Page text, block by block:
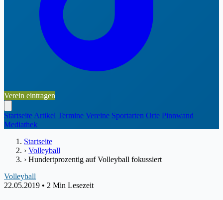
Verein eintragen
Startseite Artikel Termine Vereine Sportarten Orte Pinnwand
Mediathek
Startseite
› Volleyball
› Hundertprozentig auf Volleyball fokussiert
Volleyball
22.05.2019 • 2 Min Lesezeit